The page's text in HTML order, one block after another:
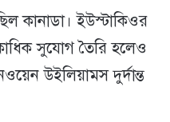
কানাডা। ইউস্টাকিওর
সুযোগ তৈরি হলেও
উইলিয়ামস দুর্দান্ত